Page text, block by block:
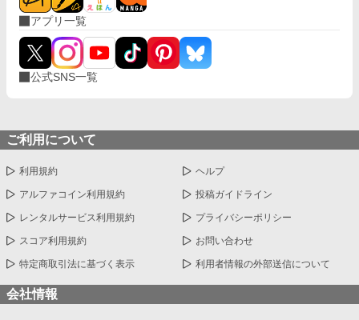
アプリ一覧
公式SNS一覧
ご利用について
利用規約 ヘルプ
アルファコイン利用規約 投稿ガイドライン
レンタルサービス利用規約 プライバシーポリシー
スコア利用規約 お問い合わせ
特定商取引法に基づく表示 利用者情報の外部送信について
会社情報